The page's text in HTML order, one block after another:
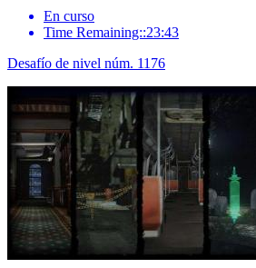
En curso
Time Remaining::23:43
Desafío de nivel núm. 1176